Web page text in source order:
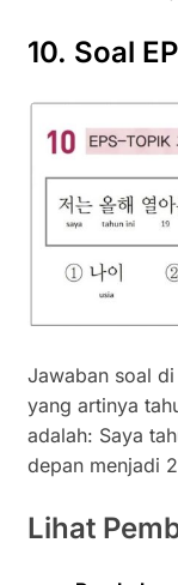
10. Soal
Jawaban soal
yang artinya
adalah: Saya
depan menjadi
Lihat